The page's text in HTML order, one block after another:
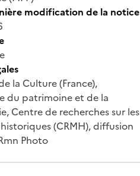
modification de la notice
la Culture (France),
du patrimoine et de la
Centre de recherches sur les
(CRMH), diffusion
Photo